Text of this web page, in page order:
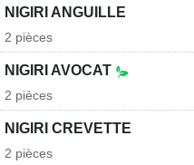
NIGIRI ANGUILLE
2 pièces
NIGIRI AVOCAT
2 pièces
NIGIRI CREVETTE
2 pièces